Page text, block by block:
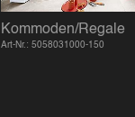
Kommoden/Regale
Art-Nr.: 5058031000-150